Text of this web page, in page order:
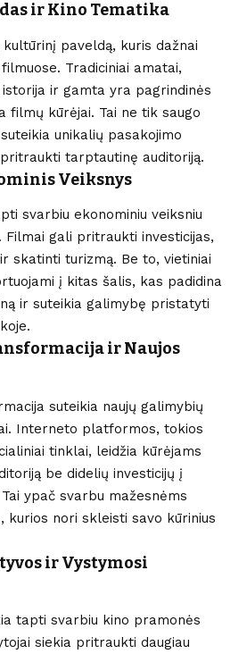
ir Kino Tematika
paveldą, kuris dažnai
Tradiciniai amatai,
istorija ir gamta yra pagrindinės
filmų kūrėjai. Tai ne tik saugo
unikalių pasakojimo
tarptautinę auditoriją.
Veiksnys
svarbiu ekonominiu veiksniu
Filmai gali pritraukti investicijas,
skatinti turizmą. Be to, vietiniai
į kitas šalis, kas padidina
ir suteikia galimybę pristatyti
ir Naujos
suteikia naujų galimybių
Interneto platformos, tokios
tinklai, leidžia kūrėjams
be didelių investicijų į
ypač svarbu mažesnėms
kurios nori skleisti savo kūrinius
ir Vystymosi
tapti svarbiu kino pramonės
siekia pritraukti daugiau